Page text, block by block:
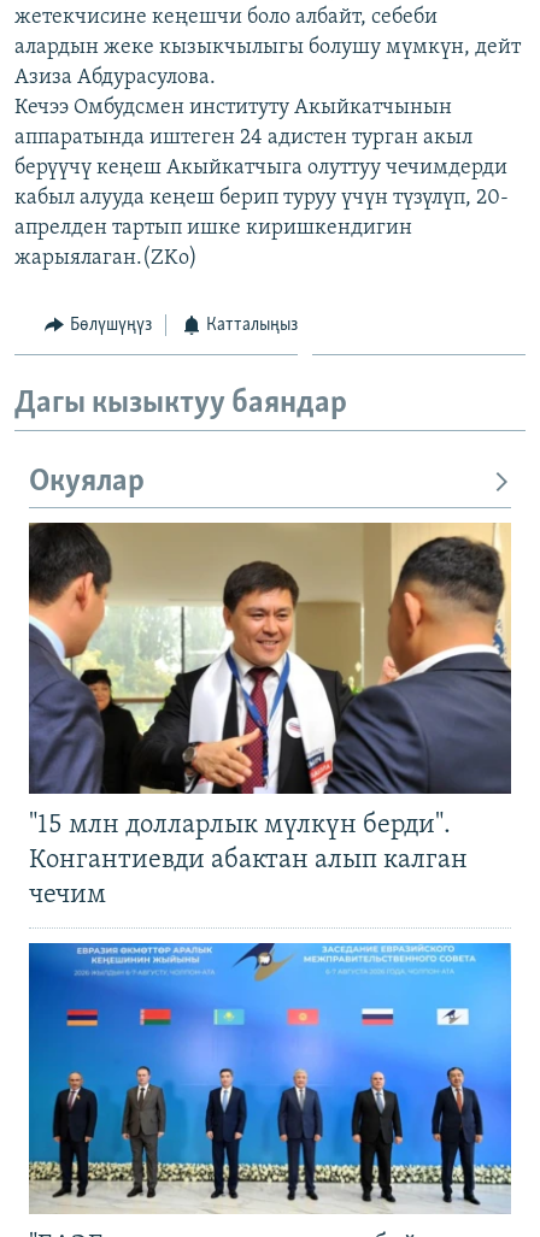
ЭЕ/АРнун бардык сайттары
жетекчисине кеңешчи боло албайт, себеби
алардын жеке кызыкчылыгы болушу мүмкүн, дейт
Азиза Абдурасулова.
Кечээ Омбудсмен институту Акыйкатчынын
аппаратында иштеген 24 адистен турган акыл
берүүчү кеңеш Акыйкатчыга олуттуу чечимдерди
кабыл алууда кеңеш берип туруу үчүн түзүлүп, 20-
апрелден тартып ишке киришкендигин
жарыялаган.(ZKo)
Бөлүшүңүз Катталыңыз
Дагы кызыктуу баяндар
Окуялар
"15 млн долларлык мүлкүн берди".
Конгантиевди абактан алып калган
чечим